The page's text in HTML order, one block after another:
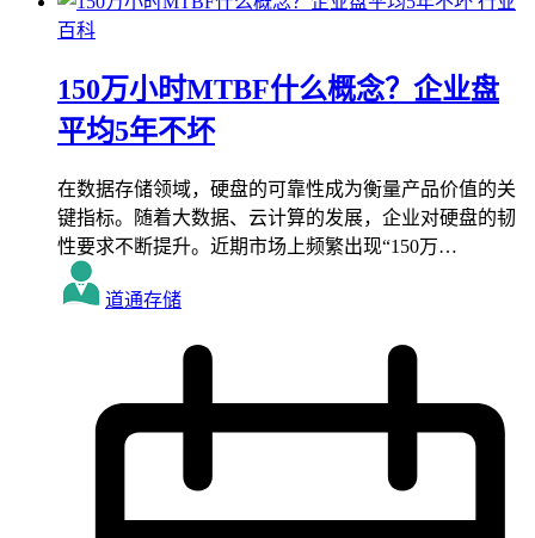
百科
150万小时MTBF什么概念？企业盘
平均5年不坏
在数据存储领域，硬盘的可靠性成为衡量产品价值的关
键指标。随着大数据、云计算的发展，企业对硬盘的韧
性要求不断提升。近期市场上频繁出现“150万…
道通存储